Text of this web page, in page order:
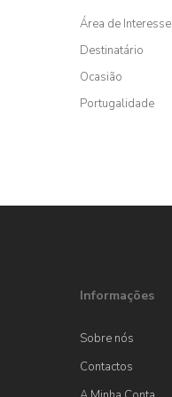
Área de Interesse
Destinatário
Ocasião
Portugalidade
Informações
Sobre nós
Contactos